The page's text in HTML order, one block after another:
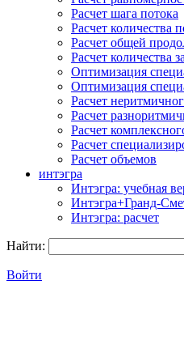
Расчет шага потока
Расчет количества
Расчет общей
Расчет количества
Оптимизация
Оптимизация
Расчет
Расчет
Расчет
Расчет
Расчет объемов
интэгра
Интэгра: учебная
Интэгра+Гранд-
Интэгра: расчет
Найти:
Войти